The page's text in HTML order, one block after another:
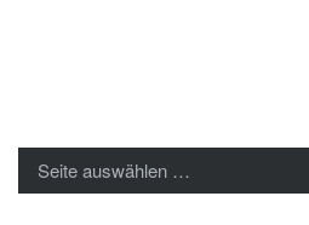
Seite auswählen …